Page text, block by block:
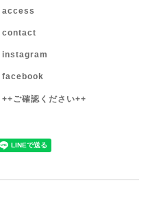
access
contact
instagram
facebook
++ご確認ください++